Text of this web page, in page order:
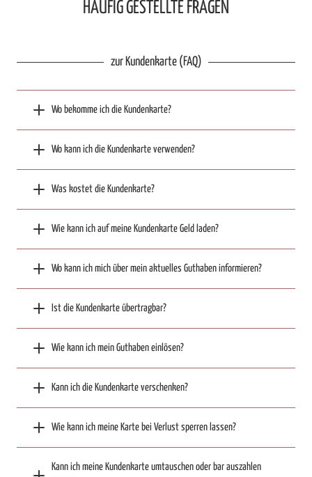
HÄUFIG GESTELLTE FRAGEN
zur Kundenkarte (FAQ)
Wo bekomme ich die Kundenkarte?
Wo kann ich die Kundenkarte verwenden?
Was kostet die Kundenkarte?
Wie kann ich auf meine Kundenkarte Geld laden?
Wo kann ich mich über mein aktuelles Guthaben informieren?
Ist die Kundenkarte übertragbar?
Wie kann ich mein Guthaben einlösen?
Kann ich die Kundenkarte verschenken?
Wie kann ich meine Karte bei Verlust sperren lassen?
Kann ich meine Kundenkarte umtauschen oder bar auszahlen